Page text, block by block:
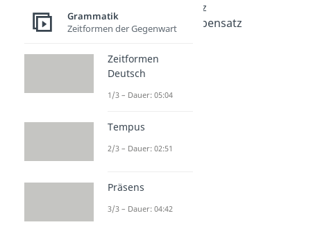
Hauptsatz/Nebensatz
Hauptsatz und Nebensatz
Dauer: 04:33
Hauptsatz
Dauer: 03:06
Nebensatz
Dauer: 04:10
Dauer: 05:23
Sätze mit dass
Dauer: 02:26
Grammatik
Zeitformen der Gegenwart
Zeitformen
Deutsch
1/3 – Dauer: 05:04
Tempus
2/3 – Dauer: 02:51
Präsens
3/3 – Dauer: 04:42